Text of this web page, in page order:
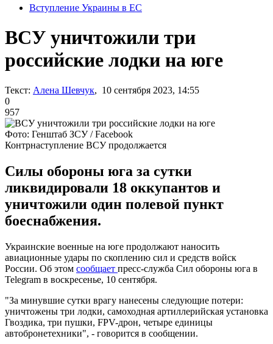
Вступление Украины в ЕС
ВСУ уничтожили три
российские лодки на юге
Текст: Алена Шевчук, 10 сентября 2023, 14:55
0
957
Фото: Генштаб ЗСУ / Facebook
Контрнаступление ВСУ продолжается
Силы обороны юга за сутки
ликвидировали 18 оккупантов и
уничтожили один полевой пункт
боеснабжения.
Украинские военные на юге продолжают наносить
авиационные удары по скоплению сил и средств войск
России. Об этом сообщает пресс-служба Сил обороны юга в
Telegram в воскресенье, 10 сентября.
"За минувшие сутки врагу нанесены следующие потери:
уничтожены три лодки, самоходная артиллерийская установка
Гвоздика, три пушки, FPV-дрон, четыре единицы
автобронетехники", - говорится в сообщении.